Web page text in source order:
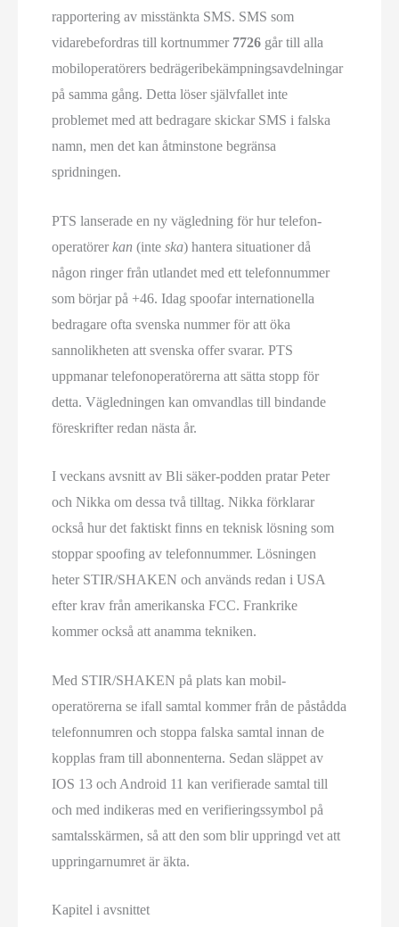
rapportering av misstänkta SMS. SMS som
vidarebefordras till kortnummer 7726 går till alla
mobil­operatörers bedrägeri­bekämpnings­avdelningar
på samma gång. Detta löser självfallet inte
problemet med att bedragare skickar SMS i falska
namn, men det kan åtminstone begränsa
spridningen.
PTS lanserade en ny vägledning för hur telefon­
operatörerkan (inteska) hantera situationer då
någon ringer från utlandet med ett telefon­nummer
som börjar på +46. Idag spoofar internationella
bedragare ofta svenska nummer för att öka
sannolikheten att svenska offer svarar. PTS
uppmanar telefon­operatörerna att sätta stopp för
detta. Vägledningen kan omvandlas till bindande
föreskrifter redan nästa år.
I veckans avsnitt av Bli säker-podden pratar Peter
och Nikka om dessa två tilltag. Nikka förklarar
också hur det faktiskt finns en teknisk lösning som
stoppar spoofing av telefonnummer. Lösningen
heter STIR/SHAKEN och används redan i USA
efter krav från amerikanska FCC. Frankrike
kommer också att anamma tekniken.
Med STIR/SHAKEN på plats kan mobil­
operatörerna se ifall samtal kommer från de påstådda
telefonnumren och stoppa falska samtal innan de
kopplas fram till abonnenterna. Sedan släppet av
IOS 13 och Android 11 kan verifierade samtal till
och med indikeras med en verifierings­symbol på
samtals­skärmen, så att den som blir uppringd vet att
uppringar­numret är äkta.
Kapitel i avsnittet